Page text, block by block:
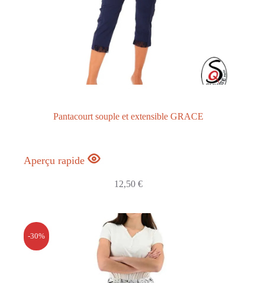
Pantacourt souple et extensible GRACE
Aperçu rapide
12,50€
-30%